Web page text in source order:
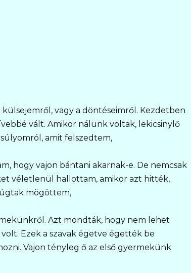
vagy a döntéseimről. Kezdetben
vált. Amikor nálunk voltak, lekicsinylő
amit felszedtem,
hogy vajon bántani akarnak-e. De nemcsak
véletlenül hallottam, amikor azt hitték,
mögöttem,
Azt mondták, hogy nem lehet
Ezek a szavak égetve égették be
Vajon tényleg ő az első gyermekünk